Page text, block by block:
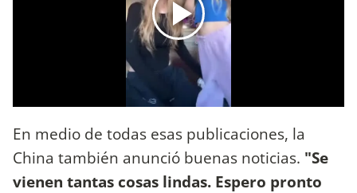
En medio de todas esas publicaciones, la
China también anunció buenas noticias. "Se
vienen tantas cosas lindas. Espero pronto